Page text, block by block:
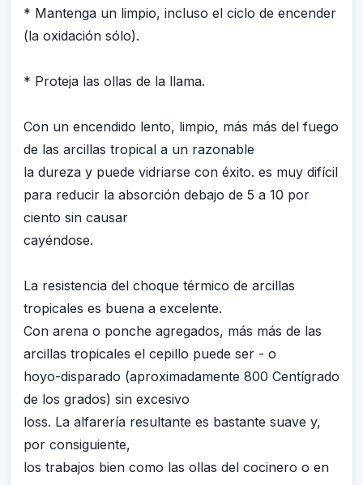
* Mantenga un limpio, incluso el ciclo de encender
(la oxidación sólo).
* Proteja las ollas de la llama.
Con un encendido lento, limpio, más más del fuego
de las arcillas tropical a un razonable
la dureza y puede vidriarse con éxito. es muy difícil
para reducir la absorción debajo de 5 a 10 por
ciento sin causar
cayéndose.
La resistencia del choque térmico de arcillas
tropicales es buena a excelente.
Con arena o ponche agregados, más más de las
arcillas tropicales el cepillo puede ser - o
hoyo-disparado (aproximadamente 800 Centígrado
de los grados) sin excesivo
loss. La alfarería resultante es bastante suave y,
por consiguiente,
los trabajos bien como las ollas del cocinero o en